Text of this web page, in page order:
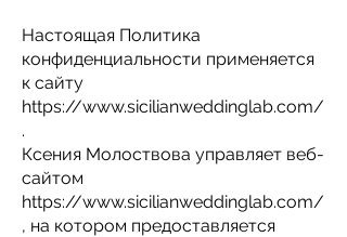
Настоящая Политика
конфиденциальности применяется
к сайту
https://www.sicilianweddinglab.com/
.
Ксения Молоствова управляет веб-
сайтом
https://www.sicilianweddinglab.com/
, на котором предоставляется